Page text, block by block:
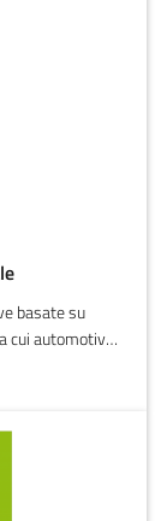
basate su
cui automotive,